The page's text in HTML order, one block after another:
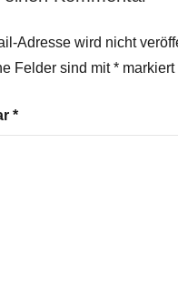
Adresse wird nicht
Felder sind mit* markiert
*